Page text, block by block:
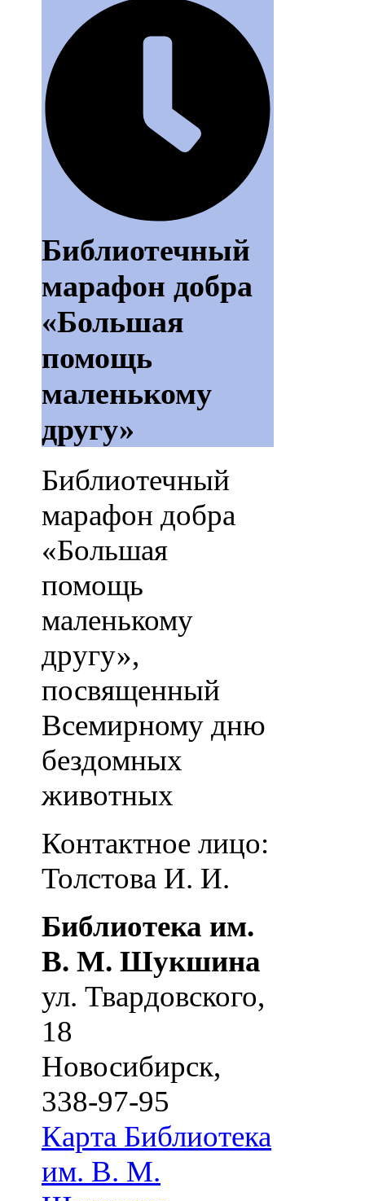
Библиотечный
марафон добра
«Большая
помощь
маленькому
другу»
Библиотечный
марафон добра
«Большая
помощь
маленькому
другу»,
посвященный
Всемирному дню
бездомных
животных
Контактное лицо:
Толстова И. И.
Библиотека им.
В. М. Шукшина
ул. Твардовского,
18
Новосибирск,
338-97-95
Карта Библиотека
им. В. М.